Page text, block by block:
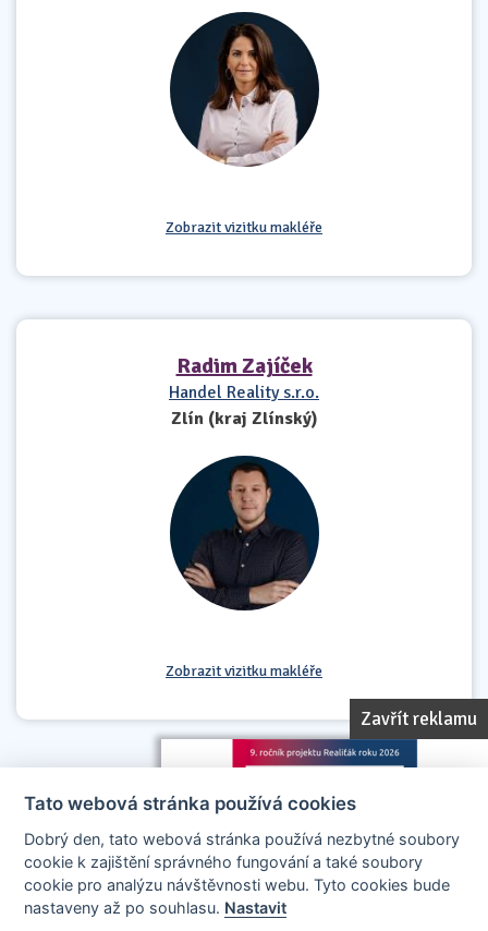
Zavřít reklamu
Zobrazit vizitku makléře
Radim Zajíček
Handel Reality s.r.o.
Zlín (kraj Zlínský)
Zobrazit vizitku makléře
Tato webová stránka používá cookies
Dobrý den, tato webová stránka používá nezbytné soubory
cookie k zajištění správného fungování a také soubory
cookie pro analýzu návštěvnosti webu. Tyto cookies bude
nastaveny až po souhlasu. Nastavit